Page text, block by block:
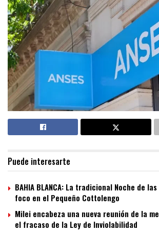
Puede interesarte
BAHIA BLANCA: La tradicional Noche de
foco en el Pequeño Cottolengo
Milei encabeza una nueva reunión de la
el fracaso de la Ley de Inviolabilidad